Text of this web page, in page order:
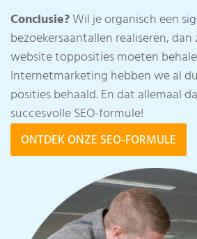
Conclusie?Wil je organisch een
bezoekersaantallen realiseren,
website topposities moeten
Internetmarketing hebben we al
posities behaald. En dat allemaal
succesvolle SEO-formule!
ONTDEK ONZE SEO-FORMULE